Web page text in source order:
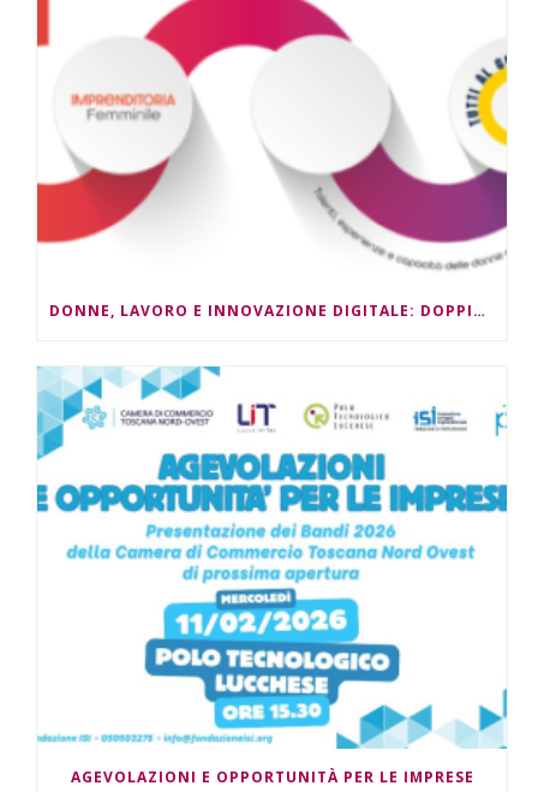
DONNE, LAVORO E INNOVAZIONE DIGITALE: DOPPIO APPUNTAMENTO
AGEVOLAZIONI E OPPORTUNITÀ PER LE IMPRESE